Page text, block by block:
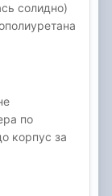
солидно)
по
корпус за